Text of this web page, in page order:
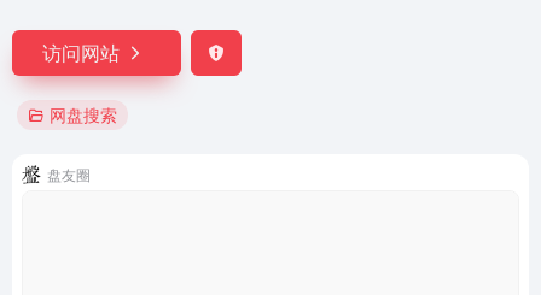
访问网站
网盘搜索
盘友圈